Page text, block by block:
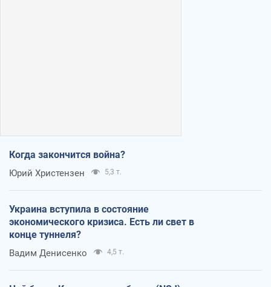
Когда закончится война?
Юрий Христензен 5,3 т.
Украина вступила в состояние
экономического кризиса. Есть ли свет в
конце туннеля?
Вадим Денисенко 4,5 т.